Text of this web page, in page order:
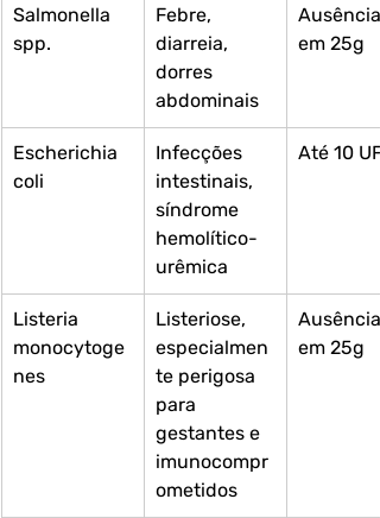
Salmonella
spp.
Febre,
diarreia,
dorres
abdominais
Ausência
Escherichia
coli
Infecções
intestinais,
síndrome
hemolítico-
urêmica
Até 10
Listeria
monocytoge
nes
Listeriose,
especialmen
te perigosa
para
gestantes e
imunocompr
ometidos
Ausência